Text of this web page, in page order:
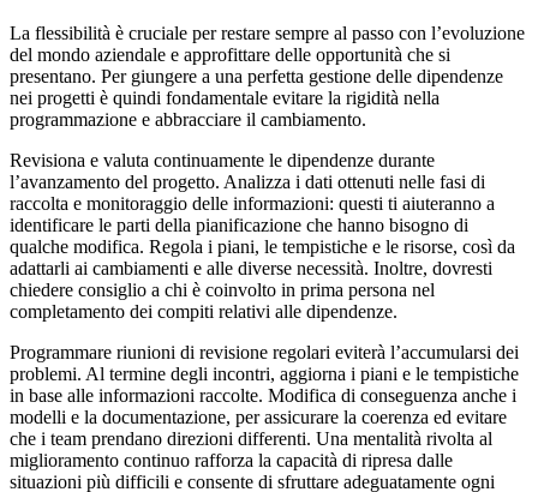
La flessibilità è cruciale per restare sempre al passo con l’evoluzione
del mondo aziendale e approfittare delle opportunità che si
presentano. Per giungere a una perfetta gestione delle dipendenze
nei progetti è quindi fondamentale evitare la rigidità nella
programmazione e abbracciare il cambiamento.
Revisiona e valuta continuamente le dipendenze durante
l’avanzamento del progetto. Analizza i dati ottenuti nelle fasi di
raccolta e monitoraggio delle informazioni: questi ti aiuteranno a
identificare le parti della pianificazione che hanno bisogno di
qualche modifica. Regola i piani, le tempistiche e le risorse, così da
adattarli ai cambiamenti e alle diverse necessità. Inoltre, dovresti
chiedere consiglio a chi è coinvolto in prima persona nel
completamento dei compiti relativi alle dipendenze.
Programmare riunioni di revisione regolari eviterà l’accumularsi dei
problemi. Al termine degli incontri, aggiorna i piani e le tempistiche
in base alle informazioni raccolte. Modifica di conseguenza anche i
modelli e la documentazione, per assicurare la coerenza ed evitare
che i team prendano direzioni differenti. Una mentalità rivolta al
miglioramento continuo rafforza la capacità di ripresa dalle
situazioni più difficili e consente di sfruttare adeguatamente ogni